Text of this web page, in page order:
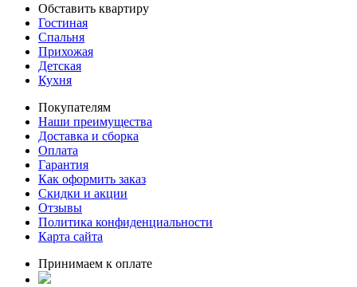
Обставить квартиру
Гостиная
Спальня
Прихожая
Детская
Кухня
Покупателям
Наши преимущества
Доставка и сборка
Оплата
Гарантия
Как оформить заказ
Скидки и акции
Отзывы
Политика конфиденциальности
Карта сайта
Принимаем к оплате